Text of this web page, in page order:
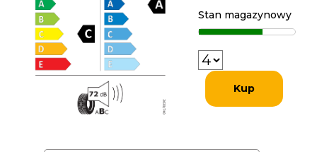
Stan magazynowy
Kup